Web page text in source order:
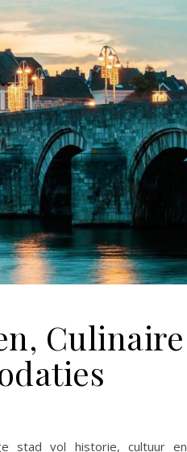
Culinaire
stad vol historie, cultuur en